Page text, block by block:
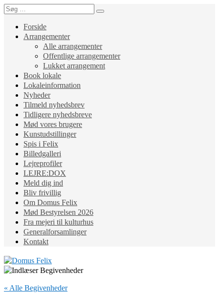
Forside
Arrangementer
Alle arrangementer
Offentlige arrangementer
Lukket arrangement
Book lokale
Lokaleinformation
Nyheder
Tilmeld nyhedsbrev
Tidligere nyhedsbreve
Mød vores brugere
Kunstudstillinger
Spis i Felix
Billedgalleri
Lejreprofiler
LEJRE:DOX
Meld dig ind
Bliv frivillig
Om Domus Felix
Mød Bestyrelsen 2026
Fra mejeri til kulturhus
Generalforsamlinger
Kontakt
« Alle Begivenheder